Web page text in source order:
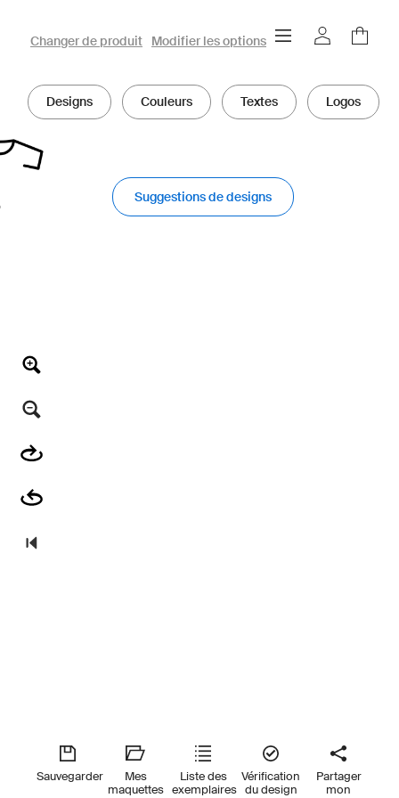
Configurateur 3D owayo
Changer de produit Modifier les options
Designs Couleurs Textes Logos
Suggestions de designs
Sauvegarder
Mes
maquettes
Liste des
exemplaires
Vérification
du design
Partager
mon